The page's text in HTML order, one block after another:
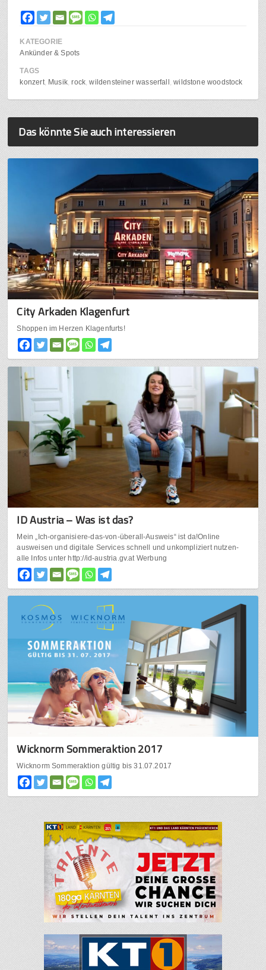
KATEGORIE
Ankünder & Spots
TAGS
konzert Musik rock wildensteiner wasserfall wildstone woodstock
Das könnte Sie auch interessieren
City Arkaden Klagenfurt
Shoppen im Herzen Klagenfurts!
ID Austria – Was ist das?
Mein „Ich-organisiere-das-von-überall-Ausweis“ ist da!Online
ausweisen und digitale Services schnell und unkompliziert nutzen-
alle Infos unter http://id-austria.gv.at Werbung
Wicknorm Sommeraktion 2017
Wicknorm Sommeraktion gültig bis 31.07.2017